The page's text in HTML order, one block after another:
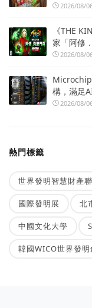
2026/08/
《THE
家「阿修
2026/08/
Microchip
構，滿足
2026/08/
熱門標籤
世界發明智慧財產
國際發明展 北
中國文化大學
韓國WICO世界發明